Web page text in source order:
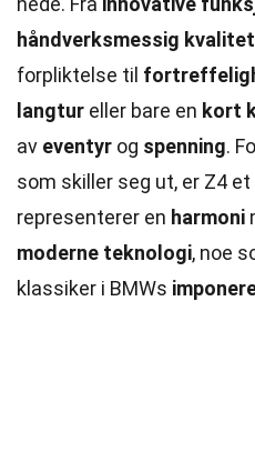
håndverksmessig kvalitet
forpliktelse til
langtur eller bare en kort
av eventyr og spenning.
som skiller seg ut, er Z4 et
representerer en harmoni
moderne teknologi, noe
klassiker i BMWs